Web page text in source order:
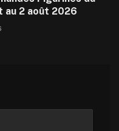
au 2 août 2026